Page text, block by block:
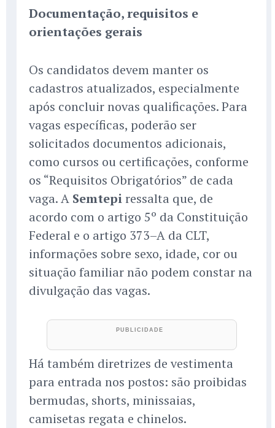
Documentação, requisitos e
orientações gerais
Os candidatos devem manter os
cadastros atualizados, especialmente
após concluir novas qualificações. Para
vagas específicas, poderão ser
solicitados documentos adicionais,
como cursos ou certificações, conforme
os “Requisitos Obrigatórios” de cada
vaga. A Semtepiressalta que, de
acordo com o artigo 5º da Constituição
Federal e o artigo 373–A da CLT,
informações sobre sexo, idade, cor ou
situação familiar não podem constar na
divulgação das vagas.
Há também diretrizes de vestimenta
para entrada nos postos: são proibidas
bermudas, shorts, minissaias,
camisetas regata e chinelos.